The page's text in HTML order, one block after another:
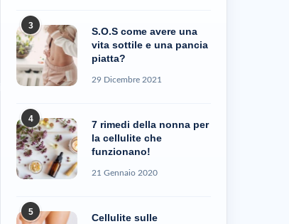
3
S.O.S come avere una
vita sottile e una pancia
piatta?
29 Dicembre 2021
4
7 rimedi della nonna per
la cellulite che
funzionano!
21 Gennaio 2020
5
Cellulite sulle